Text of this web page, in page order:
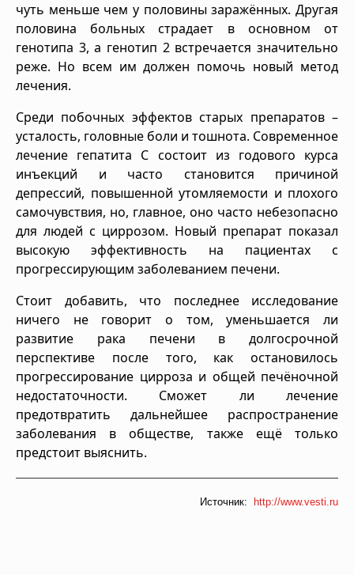
чуть меньше чем у половины заражённых. Другая
половина больных страдает в основном от
генотипа 3, а генотип 2 встречается значительно
реже. Но всем им должен помочь новый метод
лечения.
Среди побочных эффектов старых препаратов –
усталость, головные боли и тошнота. Современное
лечение гепатита С состоит из годового курса
инъекций и часто становится причиной
депрессий, повышенной утомляемости и плохого
самочувствия, но, главное, оно часто небезопасно
для людей с циррозом. Новый препарат показал
высокую эффективность на пациентах с
прогрессирующим заболеванием печени.
Стоит добавить, что последнее исследование
ничего не говорит о том, уменьшается ли
развитие рака печени в долгосрочной
перспективе после того, как остановилось
прогрессирование цирроза и общей печёночной
недостаточности. Сможет ли лечение
предотвратить дальнейшее распространение
заболевания в обществе, также ещё только
предстоит выяснить.
Источник: http://www.vesti.ru